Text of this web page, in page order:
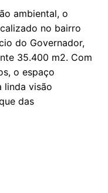
ambiental, o
no bairro
do Governador,
35.400 m2. Com
o espaço
linda visão
das